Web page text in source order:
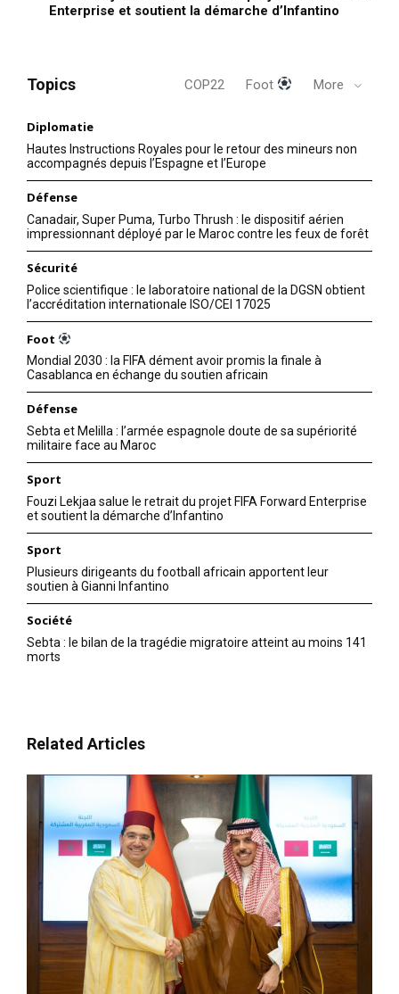
Enterprise et soutient la démarche d’Infantino
Topics COP22 Foot More
Diplomatie
Hautes Instructions Royales pour le retour des mineurs non
accompagnés depuis l’Espagne et l’Europe
Défense
Canadair, Super Puma, Turbo Thrush : le dispositif aérien
impressionnant déployé par le Maroc contre les feux de forêt
Sécurité
Police scientifique : le laboratoire national de la DGSN obtient
l’accréditation internationale ISO/CEI 17025
Foot
Mondial 2030 : la FIFA dément avoir promis la finale à
Casablanca en échange du soutien africain
Défense
Sebta et Melilla : l’armée espagnole doute de sa supériorité
militaire face au Maroc
Sport
Fouzi Lekjaa salue le retrait du projet FIFA Forward Enterprise
et soutient la démarche d’Infantino
Sport
Plusieurs dirigeants du football africain apportent leur
soutien à Gianni Infantino
Société
Sebta : le bilan de la tragédie migratoire atteint au moins 141
morts
Related Articles